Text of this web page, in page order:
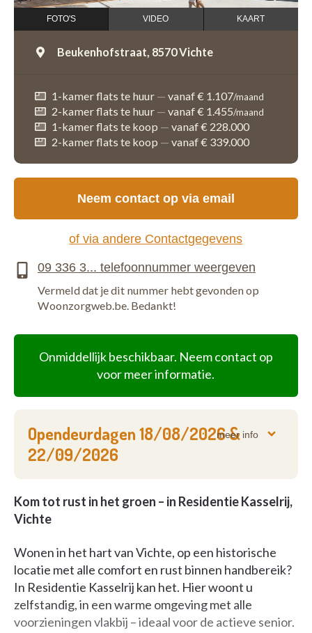
FOTO'S VIDEO KAART
Beukenhofstraat, 8570 Vichte
1-kamer flats te huur — vanaf € 1.107/maand
2-kamer flats te huur — vanaf € 1.455/maand
1-kamer flats te koop — vanaf € 228.000
2-kamer flats te koop — vanaf € 339.000
Onmiddellijk beschikbaar. Neem contact op
voor meer informatie.
Opendeurdagen18/08/2026&
22/09/2026
meer info
Kom tot rust in het groen – in Residentie Kasselrij,
Vichte
Wonen in het hart van Vichte, op een historische
locatie met alle comfort en rust binnen handbereik?
In Residentie Kasselrij kan het. Hier woont u
zelfstandig, in een warme omgeving met alle
voorzieningen vlakbij – ideaal voor de actieve senior.
Neem contact op via email
of via andere Contactgegevens
Vermeld dat je dit nummer hebt gevonden op
Woonzorgweb.be. Bedankt!